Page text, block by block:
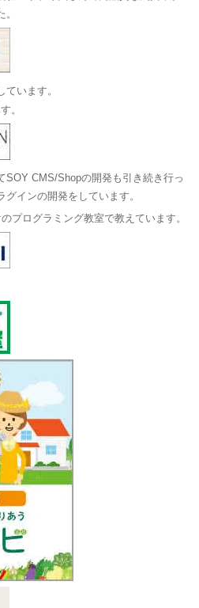
ています。
。
SOY CMS/Shopの開発も引き続き行っ
インの開発をしています。
プログラミング教室で教えています。